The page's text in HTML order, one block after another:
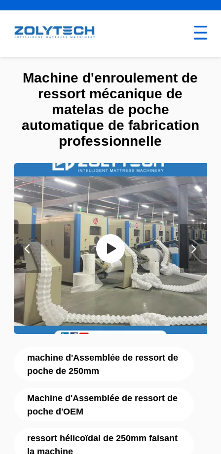
machine d'Assemblée de ressort de
poche de 250mm
Machine d'Assemblée de ressort de
poche d'OEM
ressort hélicoïdal de 250mm faisant
la machine
Machine d'enroulement de
ressort mécanique de
matelas de poche
automatique de fabrication
professionnelle